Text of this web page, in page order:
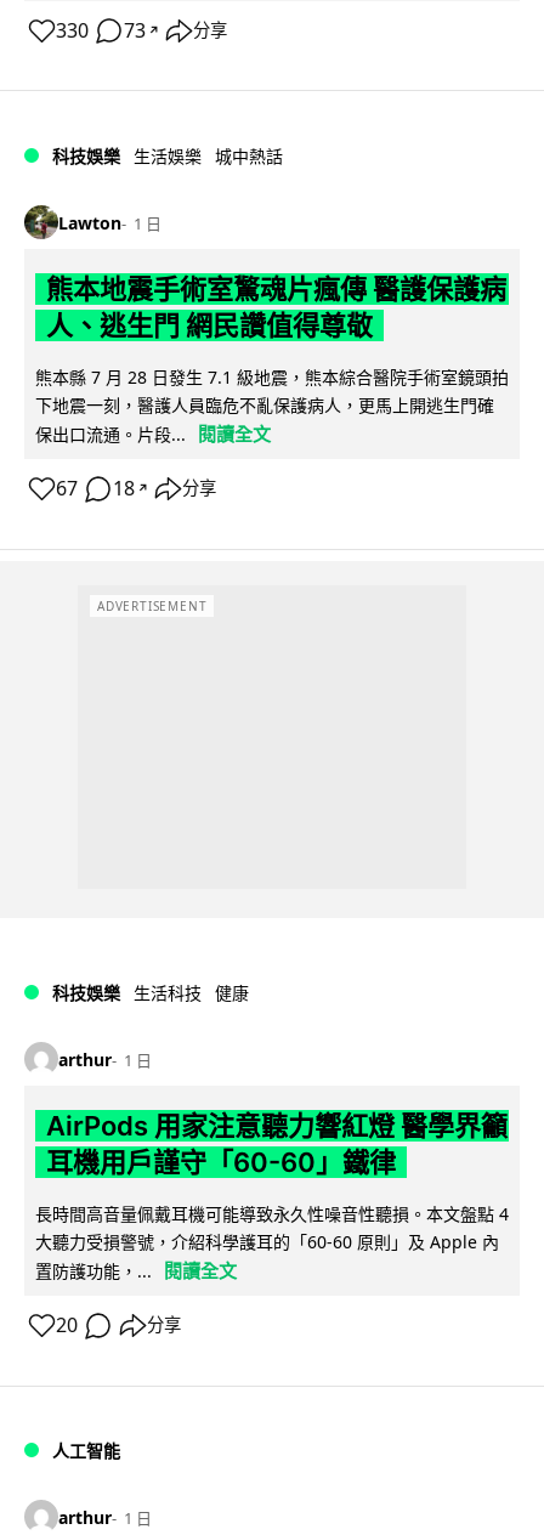
330 73 ↗ 分享
科技娛樂 生活娛樂 城中熱話
Lawton 1 日
熊本地震手術室驚魂片瘋傳 醫護保護病
人、逃生門 網民讚值得尊敬
熊本縣 7 月 28 日發生 7.1 級地震，熊本綜合醫院手術室鏡頭拍
下地震一刻，醫護人員臨危不亂保護病人，更馬上開逃生門確
保出口流通。片段...
閱讀全文
67 18 ↗ 分享
ADVERTISEMENT
科技娛樂 生活科技 健康
arthur 1 日
AirPods 用家注意聽力響紅燈 醫學界籲
耳機用戶謹守「60-60」鐵律
長時間高音量佩戴耳機可能導致永久性噪音性聽損。本文盤點 4
大聽力受損警號，介紹科學護耳的「60-60 原則」及 Apple 內
置防護功能，...
閱讀全文
20 分享
人工智能
arthur 1 日